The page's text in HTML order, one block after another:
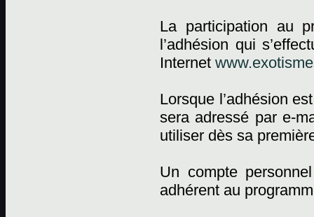
La participation au
l’adhésion qui
Internet
Lorsque l’adhésion
sera adressé par e-
utiliser dès sa
Un compte
adhérent au